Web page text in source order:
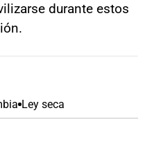
durante estos
Ley seca